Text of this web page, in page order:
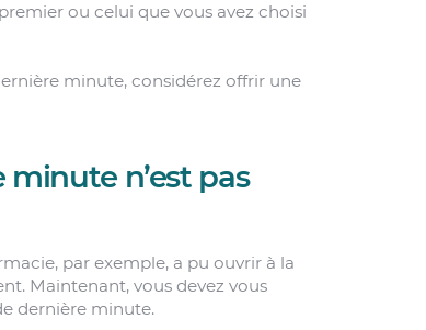
ou celui que vous avez choisi
minute, considérez offrir une
minute n’est pas
par exemple, a pu ouvrir à la
Maintenant, vous devez vous
dernière minute.